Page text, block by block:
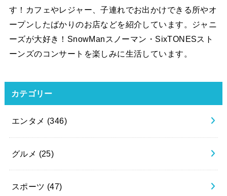
す！カフェやレジャー、子連れでお出かけできる所やオ
ープンしたばかりのお店などを紹介しています。ジャニ
ーズが大好き！SnowManスノーマン・SixTONESスト
ーンズのコンサートを楽しみに生活しています。
カテゴリー
エンタメ (346)
グルメ (25)
スポーツ (47)